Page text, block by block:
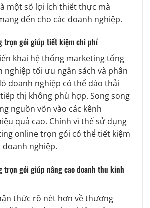
một số lợi ích thiết thực mà
đến cho các doanh nghiệp.
trọn gói giúp tiết kiệm chi phí
khai hệ thống marketing tổng
nghiệp tối ưu ngân sách và phân
doanh nghiệp có thể đào thải
thị không phù hợp. Song song
nguồn vốn vào các kênh
quả cao. Chính vì thế sử dụng
online trọn gói có thể tiết kiệm
doanh nghiệp.
trọn gói giúp nâng cao doanh thu kinh
thức rõ nét hơn về thương